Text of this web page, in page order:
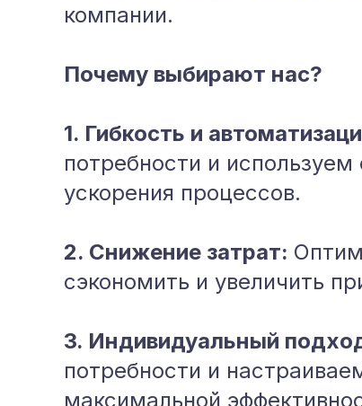
компании.
Почему выбирают нас?
1. Гибкость и
потребности и
ускорения процессов.
2. Снижение затрат:
сэкономить и увеличить
3. Индивидуальный
потребности и
максимальной